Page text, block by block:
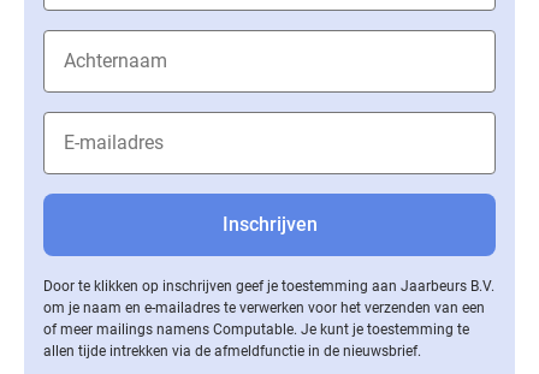
Door te klikken op inschrijven geef je toestemming aan Jaarbeurs B.V.
om je naam en e-mailadres te verwerken voor het verzenden van een
of meer mailings namens Computable. Je kunt je toestemming te
allen tijde intrekken via de af­meld­func­tie in de nieuwsbrief.